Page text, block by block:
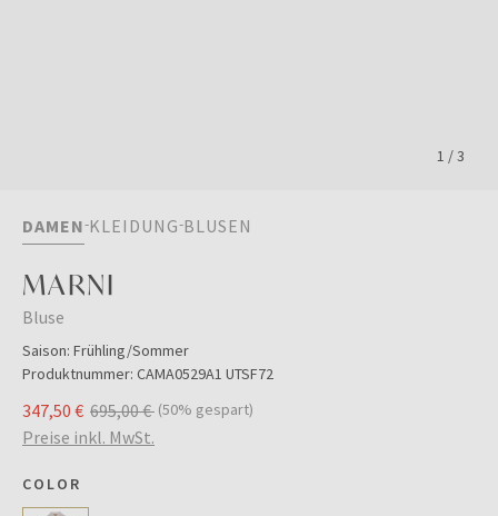
1 /3
DAMEN KLEIDUNG BLUSEN
MARNI
Bluse
Saison: Frühling/Sommer
Produktnummer: CAMA0529A1 UTSF72
347,50 € 695,00 € (50% gespart)
Preise inkl. MwSt.
COLOR